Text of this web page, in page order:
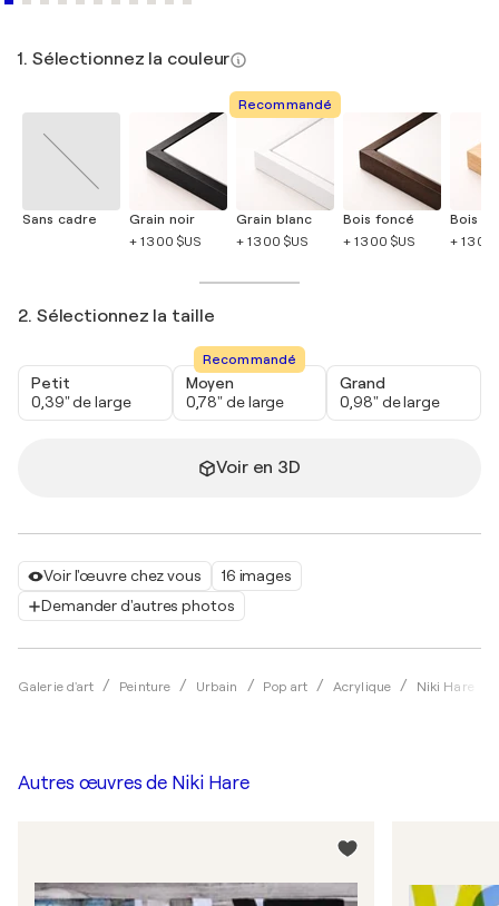
Voir l'œuvre chez vous
16 images
Demander d'autres photos
Galerie d'art Peinture Urbain Pop art Acrylique Niki Hare
1. Sélectionnez la couleur
Sans cadre
Grain noir
+ 1 300 $US
Recommandé
Grain blanc
+ 1 300 $US
Bois foncé
+ 1 300 $US
Bois
+ 1 300
2. Sélectionnez la taille
Petit
0,39" de large
Recommandé
Moyen
0,78" de large
Grand
0,98" de large
Voir en 3D
Autres œuvres de Niki Hare